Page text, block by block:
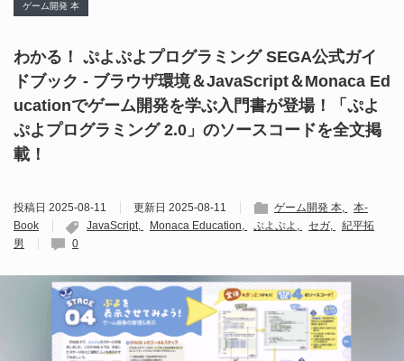
ゲーム開発 本
わかる！ ぷよぷよプログラミング SEGA公式ガイ
ドブック - ブラウザ環境＆JavaScript＆Monaca Ed
ucationでゲーム開発を学ぶ入門書が登場！「ぷよ
ぷよプログラミング 2.0」のソースコードを全文掲
載！
投稿日 2025-08-11 更新日 2025-08-11 ゲーム開発 本
本-
Book
JavaScript Monaca Education ぷよぷよ セガ
紀平拓
男
0